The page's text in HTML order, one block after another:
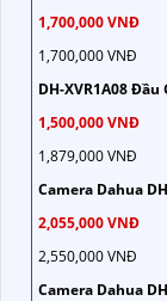
1,700,000 VNĐ
1,700,000 VNĐ
DH-XVR1A08
1,500,000 VNĐ
1,879,000 VNĐ
Camera Dahua
2,055,000 VNĐ
2,550,000 VNĐ
Camera Dahua